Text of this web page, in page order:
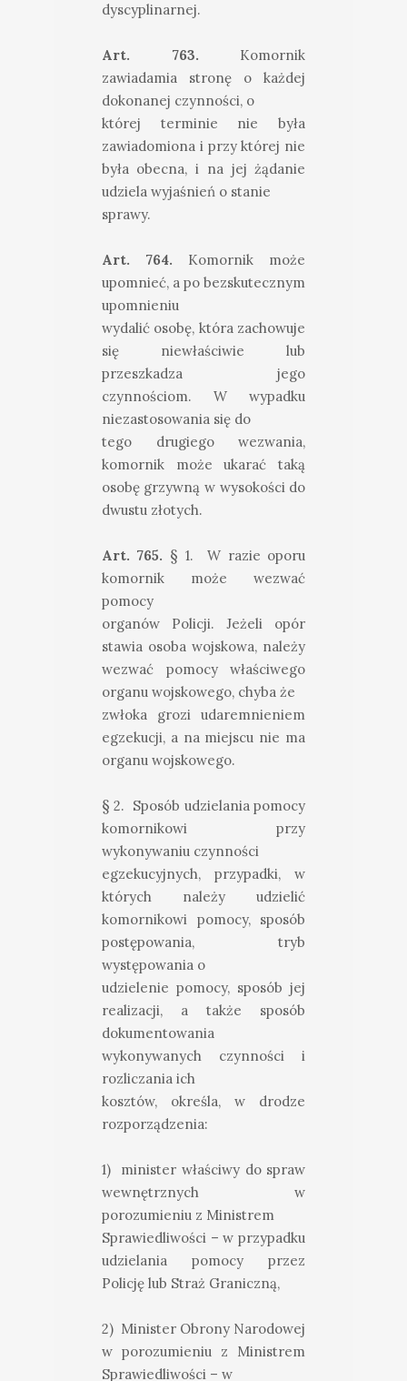
dyscyplinarnej.
Art. 763. Komornik
zawiadamia stronę o każdej
dokonanej czynności, o
której terminie nie była
zawiadomiona i przy której nie
była obecna, i na jej żądanie
udziela wyjaśnień o stanie
sprawy.
Art. 764. Komornik może
upomnieć, a po bezskutecznym
upomnieniu
wydalić osobę, która zachowuje
się niewłaściwie lub
przeszkadza jego
czynnościom. W wypadku
niezastosowania się do
tego drugiego wezwania,
komornik może ukarać taką
osobę grzywną w wysokości do
dwustu złotych.
Art. 765. § 1. W razie oporu
komornik może wezwać
pomocy
organów Policji. Jeżeli opór
stawia osoba wojskowa, należy
wezwać pomocy właściwego
organu wojskowego, chyba że
zwłoka grozi udaremnieniem
egzekucji, a na miejscu nie ma
organu wojskowego.
§ 2. Sposób udzielania pomocy
komornikowi przy
wykonywaniu czynności
egzekucyjnych, przypadki, w
których należy udzielić
komornikowi pomocy, sposób
postępowania, tryb
występowania o
udzielenie pomocy, sposób jej
realizacji, a także sposób
dokumentowania
wykonywanych czynności i
rozliczania ich
kosztów, określa, w drodze
rozporządzenia:
1) minister właściwy do spraw
wewnętrznych w
porozumieniu z Ministrem
Sprawiedliwości – w przypadku
udzielania pomocy przez
Policję lub Straż Graniczną,
2) Minister Obrony Narodowej
w porozumieniu z Ministrem
Sprawiedliwości – w